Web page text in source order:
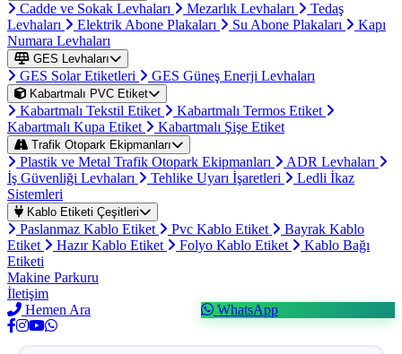
Cadde ve Sokak Levhaları Mezarlık Levhaları
Tedaş
Levhaları
Elektrik Abone Plakaları Su Abone Plakaları
Kapı
Numara Levhaları
GES Levhaları
GES Solar Etiketleri GES Güneş Enerji Levhaları
Kabartmalı PVC Etiket
Kabartmalı Tekstil Etiket
Kabartmalı Termos Etiket
Kabartmalı Kupa Etiket
Kabartmalı Şişe Etiket
Trafik Otopark Ekipmanları
Plastik ve Metal Trafik Otopark Ekipmanları
ADR Levhaları
İş Güvenliği Levhaları
Tehlike Uyarı İşaretleri
Ledli İkaz
Sistemleri
Kablo Etiketi Çeşitleri
Paslanmaz Kablo Etiket Pvc Kablo Etiket
Bayrak Kablo
Etiket
Hazır Kablo Etiket Folyo Kablo Etiket
Kablo Bağı
Etiketi
Makine Parkuru
İletişim
Hemen Ara
WhatsApp